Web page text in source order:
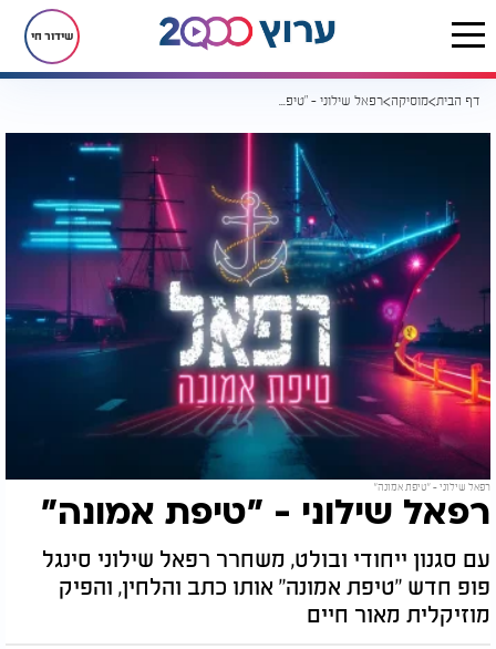
שידור חי
דף הבית מוסיקה רפאל שילוני - "טיפת אמונה"
רפאל שילוני - "טיפת אמונה"
רפאל שילוני - "טיפת אמונה"
עם סגנון ייחודי ובולט, משחרר רפאל שילוני סינגל
פופ חדש "טיפת אמונה" אותו כתב והלחין, והפיק
מוזיקלית מאור חיים